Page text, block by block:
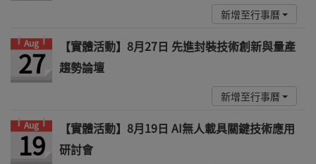
新增至行事曆
Aug
27
【實體活動】8月27日 先進封裝技術創新與量產
趨勢論壇
新增至行事曆
Aug
19
【實體活動】8月19日 AI無人載具關鍵技術應用
研討會